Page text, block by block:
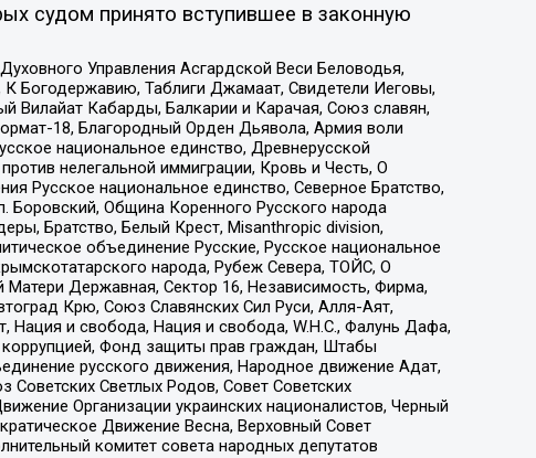
судом принято вступившее в законную
Управления Асгардской Веси Беловодья,
Богодержавию, Таблиги Джамаат, Свидетели Иеговы,
Вилайат Кабарды, Балкарии и Карачая, Союз славян,
18, Благородный Орден Дьявола, Армия воли
национальное единство, Древнерусской
нелегальной иммиграции, Кровь и Честь, О
Русское национальное единство, Северное Братство,
Боровский, Община Коренного Русского народа
Братство, Белый Крест, Misanthropic division,
объединение Русские, Русское национальное
народа, Рубеж Севера, ТОЙС, О
Державная, Сектор 16, Независимость, Фирма,
Крю, Союз Славянских Сил Руси, Алля-Аят,
Нация и свобода, Нация и свобода, W.H.С., Фалунь Дафа,
Фонд защиты прав граждан, Штабы
русского движения, Народное движение Адат,
Светлых Родов, Совет Советских
Организации украинских националистов, Черный
Движение Весна, Верховный Совет
комитет совета народных депутатов